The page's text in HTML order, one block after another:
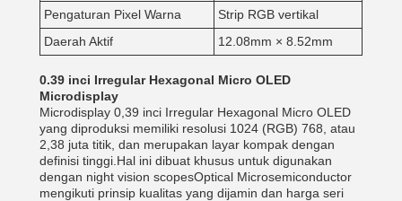
Pengaturan Pixel Warna
Strip RGB vertikal
Daerah Aktif
12.08mm × 8.52mm
0.39 inci Irregular Hexagonal Micro OLED
Microdisplay
Microdisplay 0,39 inci Irregular Hexagonal Micro OLED
yang diproduksi memiliki resolusi 1024 (RGB) 768, atau
2,38 juta titik, dan merupakan layar kompak dengan
definisi tinggi.Hal ini dibuat khusus untuk digunakan
dengan night vision scopesOptical Microsemiconductor
mengikuti prinsip kualitas yang dijamin dan harga seri